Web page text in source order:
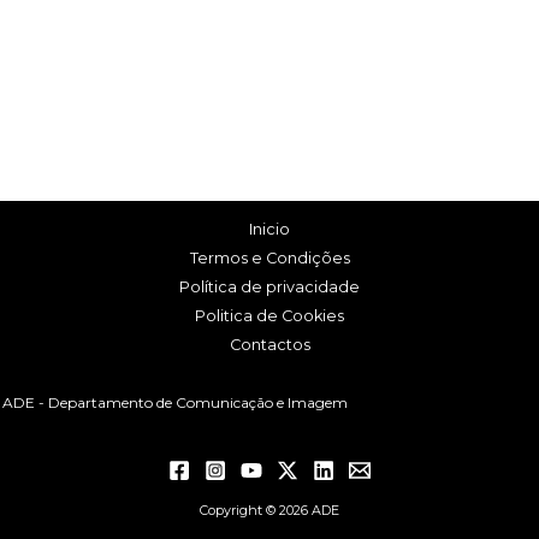
Inicio
Termos e Condições
Política de privacidade
Politica de Cookies
Contactos
ADE - Departamento de Comunicação e Imagem
Copyright © 2026 ADE